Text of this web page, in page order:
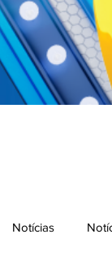
Notícias